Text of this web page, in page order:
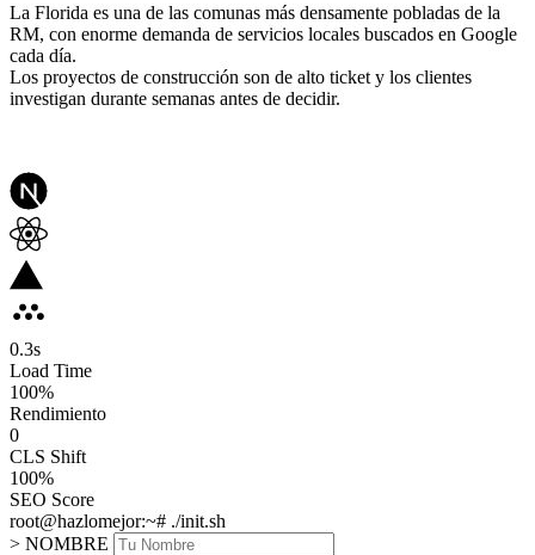
La Florida es una de las comunas más densamente pobladas de la
RM, con enorme demanda de servicios locales buscados en Google
cada día.
Los proyectos de construcción son de alto ticket y los clientes
investigan durante semanas antes de decidir.
0.3s
Load Time
100%
Rendimiento
0
CLS Shift
100%
SEO Score
root@hazlomejor:~# ./init.sh
> NOMBRE